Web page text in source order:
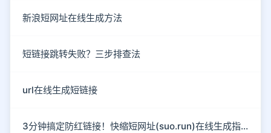
新浪短网址在线生成方法
短链接跳转失败？三步排查法
url在线生成短链接
3分钟搞定防红链接！快缩短网址(suo.run)在线生成指南